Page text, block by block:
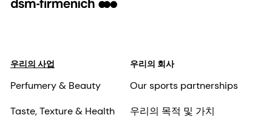
우리의 사업
Perfumery & Beauty
Taste, Texture & Health
우리의 회사
Our sports partnerships
우리의 목적 및 가치